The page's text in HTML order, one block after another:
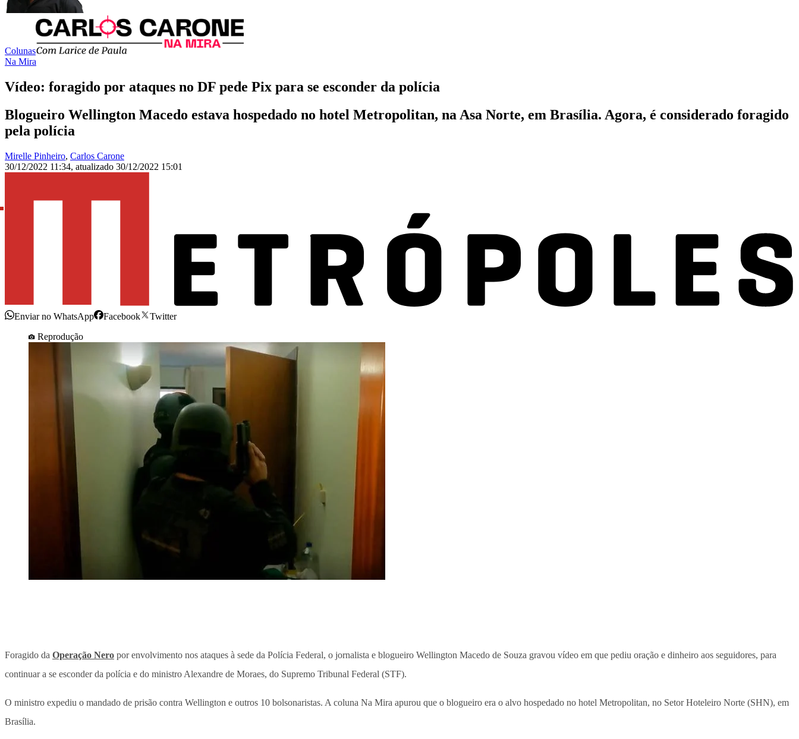
Colunas
Na Mira
Vídeo: foragido por ataques no DF pede Pix para se esconder da polícia
Blogueiro Wellington Macedo estava hospedado no hotel Metropolitan, na Asa Norte, em Brasília. Agora, é considerado foragido
pela polícia
Mirelle Pinheiro, Carlos Carone
30/12/2022 11:34, atualizado 30/12/2022 15:01
Enviar no WhatsApp Facebook
Twitter
Reprodução
Foragido da Operação Nero por envolvimento nos ataques à sede da Polícia Federal, o jornalista e blogueiro Wellington Macedo de Souza gravou vídeo em que pediu oração e dinheiro aos seguidores, para
continuar a se esconder da polícia e do ministro Alexandre de Moraes, do Supremo Tribunal Federal (STF).
O ministro expediu o mandado de prisão contra Wellington e outros 10 bolsonaristas. A coluna Na Mira apurou que o blogueiro era o alvo hospedado no hotel Metropolitan, no Setor Hoteleiro Norte (SHN), em
Brasília.